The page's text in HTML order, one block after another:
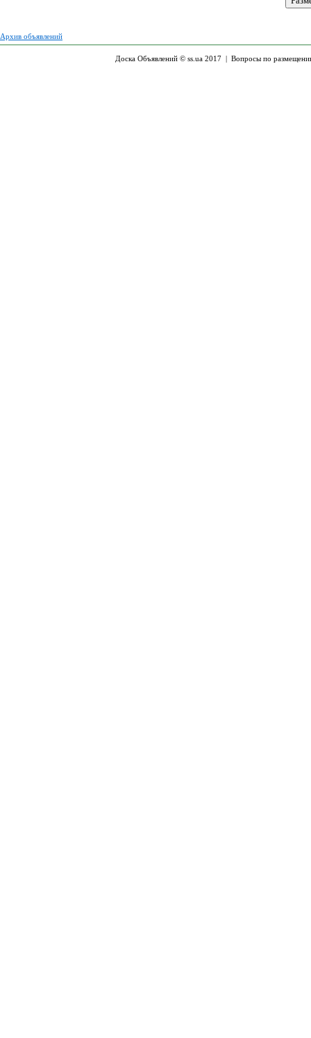
Архив объявлений
Доска Объявлений © ss.ua 2017 | Вопросы по